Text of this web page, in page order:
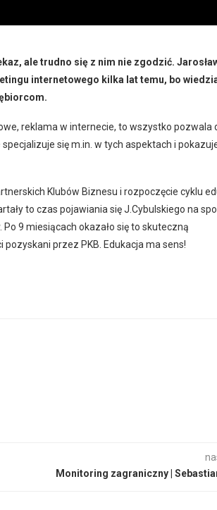
ale trudno się z nim nie zgodzić.
internetowego kilka lat temu, bo
reklama w internecie, to wszystko pozwala
się m.in. w tych aspektach i
Klubów Biznesu i rozpoczęcie cyklu
to czas pojawiania się J.Cybulskiego na
9 miesiącach okazało się to skuteczną
przez PKB. Edukacja ma sens!
Monitoring zagraniczny |